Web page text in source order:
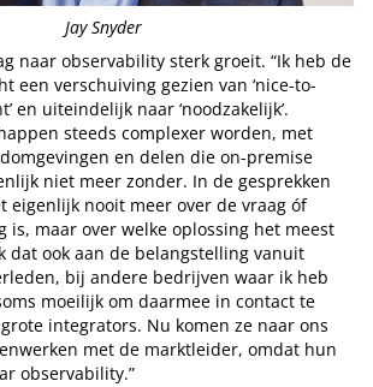
Jay Snyder
naar observability sterk groeit. “Ik heb de
een verschuiving gezien van ‘nice-to-
en uiteindelijk naar ‘noodzakelijk’.
steeds complexer worden, met
en delen die on-premise
niet meer zonder. In de gesprekken
eigenlijk nooit meer over de vraag óf
is, maar over welke oplossing het meest
dat ook aan de belangstelling vanuit
bij andere bedrijven waar ik heb
moeilijk om daarmee in contact te
integrators. Nu komen ze naar ons
met de marktleider, omdat hun
observability.”